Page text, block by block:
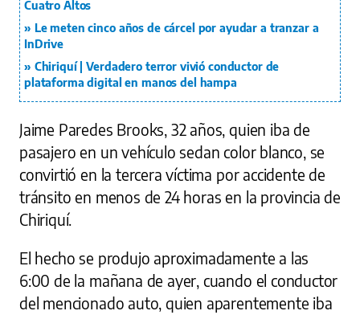
Cuatro Altos
Le meten cinco años de cárcel por ayudar a tranzar a
InDrive
Chiriquí | Verdadero terror vivió conductor de
plataforma digital en manos del hampa
Jaime Paredes Brooks, 32 años, quien iba de
pasajero en un vehículo sedan color blanco, se
convirtió en la tercera víctima por accidente de
tránsito en menos de 24 horas en la provincia de
Chiriquí.
El hecho se produjo aproximadamente a las
6:00 de la mañana de ayer, cuando el conductor
del mencionado auto, quien aparentemente iba